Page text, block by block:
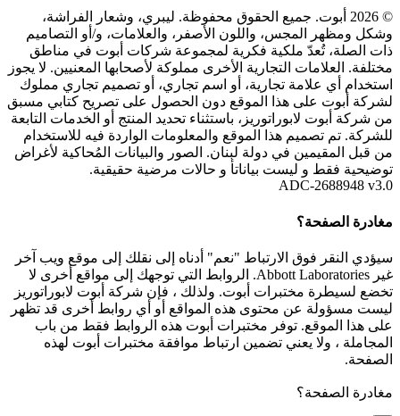
© 2026 أبوت. جميع الحقوق محفوظة. ليبري، وشعار الفراشة،
وشكل ومظهر المجس، واللون الأصفر، والعلامات، و/أو التصاميم
ذات الصلة، تُعدّ ملكية فكرية لمجموعة شركات أبوت في مناطق
مختلفة. العلامات التجارية الأخرى مملوكة لأصحابها المعنيين. لا يجوز
استخدام أي علامة تجارية، أو اسم تجاري، أو تصميم تجاري مملوك
لشركة أبوت على هذا الموقع دون الحصول على تصريح كتابي مسبق
من شركة أبوت لابوراتوريز، باستثناء تحديد المنتج أو الخدمات التابعة
للشركة. تم تصميم هذا الموقع والمعلومات الواردة فيه للاستخدام
من قبل المقيمين في دولة لبنان. الصور والبيانات المُحاكية لأغراض
توضيحية فقط و ليست بياناتأ و حالات مرضية حقيقية.
ADC-2688948 v3.0
مغادرة الصفحة؟
سيؤدي النقر فوق الارتباط "نعم" أدناه إلى نقلك إلى موقع ويب آخر
غير Abbott Laboratories. الروابط التي توجهك إلى مواقع أخرى لا
تخضع لسيطرة مختبرات أبوت. ولذلك ، فإن شركة أبوت لابوراتوريز
ليست مسؤولة عن محتوى هذه المواقع أو أي روابط أخرى قد تظهر
على هذا الموقع. توفر مختبرات أبوت هذه الروابط فقط من باب
المجاملة ، ولا يعني تضمين ارتباط موافقة مختبرات أبوت لهذه
الصفحة.
مغادرة الصفحة؟